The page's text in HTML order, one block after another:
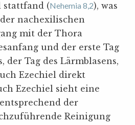
stattfand (Nehemia 8,2), was
nachexilischen
mit der Thora
und der erste Tag
der Tag des Lärmblasens,
Ezechiel direkt
Ezechiel sieht eine
der
Reinigung